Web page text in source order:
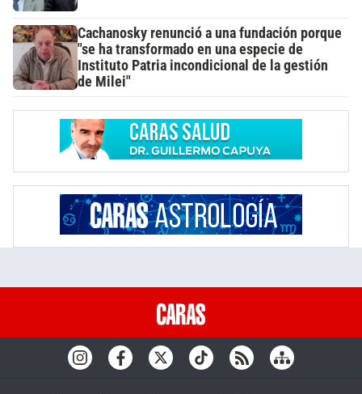
Cachanosky renunció a una fundación porque
"se ha transformado en una especie de
Instituto Patria incondicional de la gestión
de Milei"